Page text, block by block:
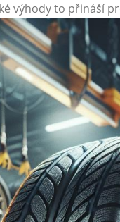
výhody to přináší